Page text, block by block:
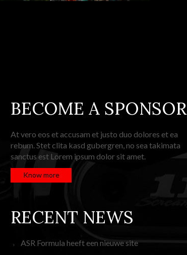
BECOME A SPONSOR
At vero eos et accusam et justo duo dolores et ea
rebum. Stet clita kasd gubergren, no sea takimata
sanctus est Lorem ipsum dolor sit amet.
Know more
RECENT NEWS
ASR Formula heeft een nieuwe site